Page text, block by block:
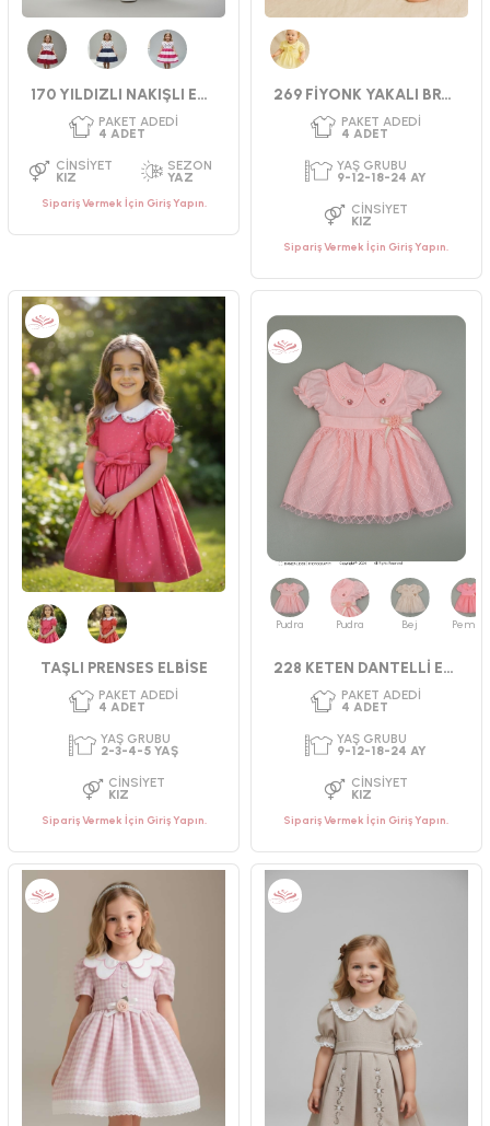
PAKET ADEDI
4ADET
YAŞ GRUBU
2-3-4-5 YAŞ
CINSIYET
KIZ
PAKET ADEDI
4ADET
9-12-18-24 AY
CINSIYET
KIZ
170 YILDIZLI NAKIŞLI ELBİSE
Sipariş Vermek İçin Giriş Yapın.
269 FİYONK YAKALI BRODE ELBİSE
Sipariş Vermek İçin Giriş Yapın.
TAŞLI PRENSES ELBİSE
Sipariş Vermek İçin Giriş Yapın.
Pudra Pudra Bej Pembe
228 KETEN DANTELLİ ELBİSE
Sipariş Vermek İçin Giriş Yapın.